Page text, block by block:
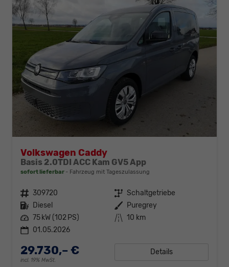
Volkswagen Caddy
Basis 2.0TDI ACC Kam GV5 App
sofort lieferbar Fahrzeug mit Tageszulassung
Fahrzeugnr. 309720 Getriebe Schaltgetriebe
Kraftstoff Diesel Außenfarbe Puregrey
Leistung 75 kW (102 PS) Kilometerstand 10 km
01.05.2026
29.730,– €
incl. 19% MwSt.
Details